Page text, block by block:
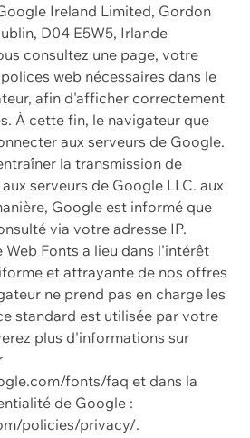
Ireland Limited, Gordon
D04 E5W5, Irlande
consultez une page, votre
web nécessaires dans le
afin d'afficher correctement
À cette fin, le navigateur que
aux serveurs de Google.
la transmission de
serveurs de Google LLC. aux
Google est informé que
via votre adresse IP.
Fonts a lieu dans l'intérêt
et attrayante de nos offres
ne prend pas en charge les
standard est utilisée par votre
plus d'informations sur
fonts/faq et dans la
de Google :
policies/privacy/.